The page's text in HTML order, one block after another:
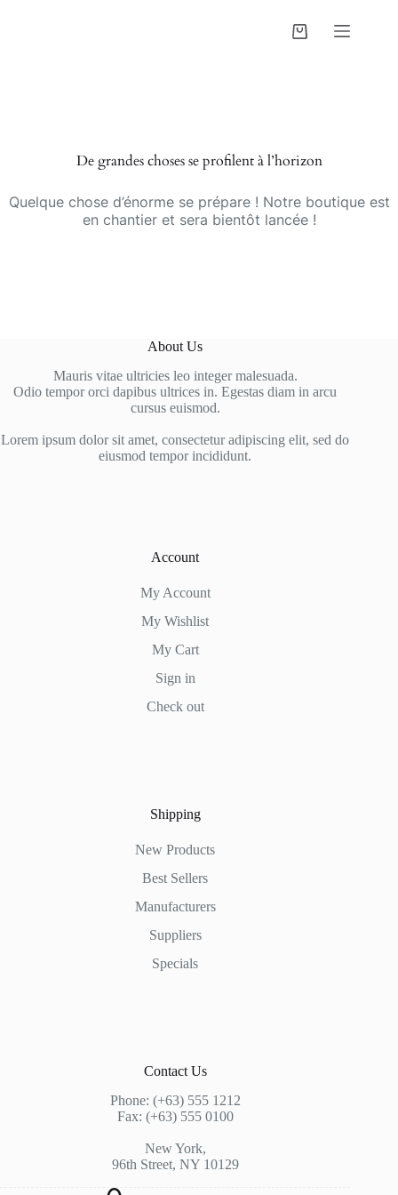
Panier
De grandes choses se profilent à l’horizon
Quelque chose d’énorme se prépare ! Notre boutique est
en chantier et sera bientôt lancée !
About Us
Mauris vitae ultricies leo integer malesuada.
Odio tempor orci dapibus ultrices in. Egestas diam in arcu
cursus euismod.
Lorem ipsum dolor sit amet, consectetur adipiscing elit, sed do
eiusmod tempor incididunt.
Account
My Account
My Wishlist
My Cart
Sign in
Check out
Shipping
New Products
Best Sellers
Manufacturers
Suppliers
Specials
Contact Us
Phone: (+63) 555 1212
Fax: (+63) 555 0100
New York,
96th Street, NY 10129